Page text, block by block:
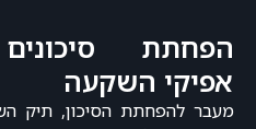
הפחתת סיכונים
אפיקי השקעה
מעבר להפחתת הסיכון, תיק